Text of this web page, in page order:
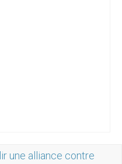
une alliance contre